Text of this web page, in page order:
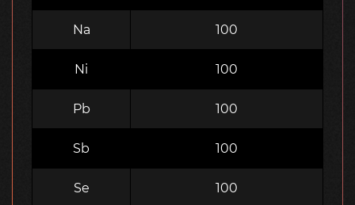
Na 100
Ni 100
Pb 100
Sb 100
Se 100